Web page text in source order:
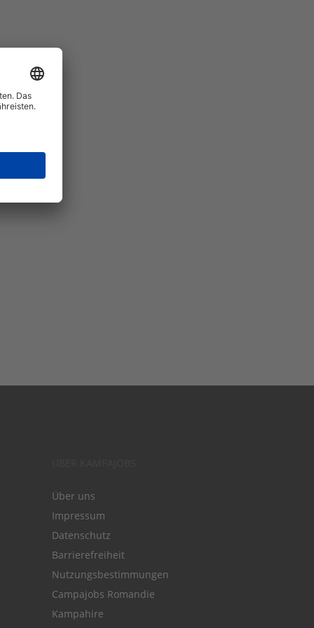
Über uns
Impressum
Datenschutz
Barrierefreiheit
Nutzungsbestimmungen
Campajobs Romandie
Kampahire